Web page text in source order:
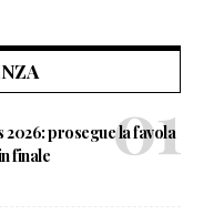
2026: prosegue la favola
finale